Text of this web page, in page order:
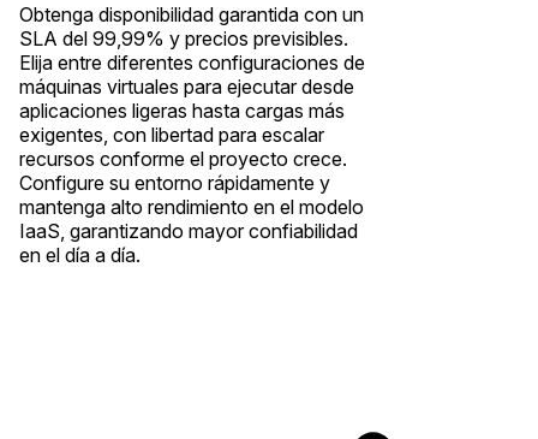
Obtenga disponibilidad garantida con un
SLA del 99,99% y precios previsibles.
Elija entre diferentes configuraciones de
máquinas virtuales para ejecutar desde
aplicaciones ligeras hasta cargas más
exigentes, con libertad para escalar
recursos conforme el proyecto crece.
Configure su entorno rápidamente y
mantenga alto rendimiento en el modelo
IaaS, garantizando mayor confiabilidad
en el día a día.